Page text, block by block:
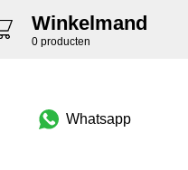
Winkelmand
0 producten
Whatsapp